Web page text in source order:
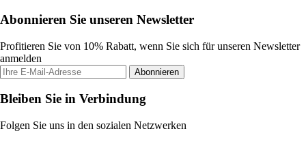
Abonnieren Sie unseren Newsletter
Profitieren Sie von 10% Rabatt, wenn Sie sich für unseren Newsletter
anmelden
Abonnieren
Bleiben Sie in Verbindung
Folgen Sie uns in den sozialen Netzwerken